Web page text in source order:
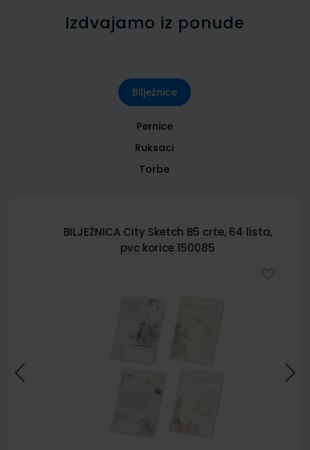
Izdvajamo iz ponude
Bilježnice
Pernice
Ruksaci
Torbe
BILJEŽNICA City Sketch B5 crte, 64 lista,
pvc korice 150085